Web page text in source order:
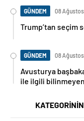
GÜNDEM 08
Trump’tan seçim
GÜNDEM 08
Avusturya
ile ilgili